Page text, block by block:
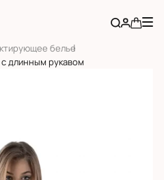
белье
длинным рукавом